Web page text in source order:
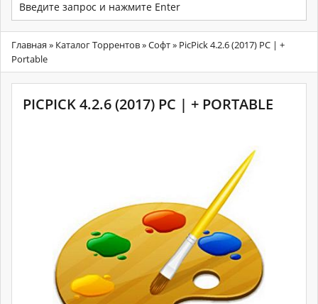
Главная » Каталог Торрентов»Софт» PicPick 4.2.6 (2017) РС | +
Portable
PICPICK 4.2.6 (2017) РС | + PORTABLE